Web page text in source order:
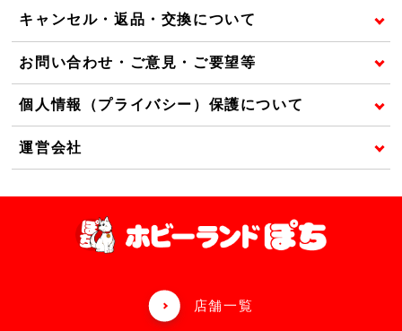
キャンセル・返品・交換について
お問い合わせ・ご意見・ご要望等
個人情報（プライバシー）保護について
運営会社
店舗一覧